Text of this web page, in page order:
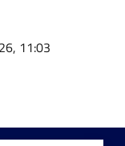
11:03